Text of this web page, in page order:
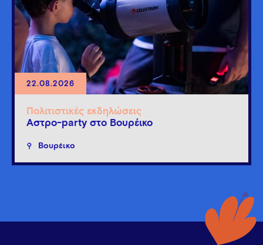
22.08.2026
Πολιτιστικές εκδηλώσεις
Άστρο-party στο Βουρέικο
Βουρέικο